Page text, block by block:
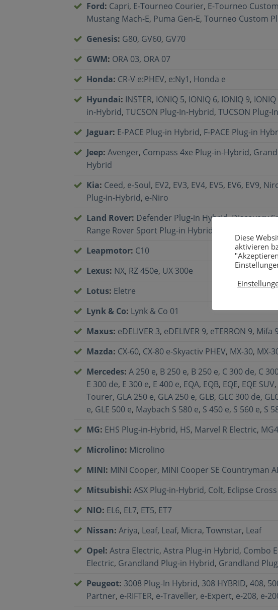
Ford: Capri, E-Tourneo Courier, E-Tourneo Custom
Mustang Mach-E, Puma Gen-E, Tourneo Custom
Genesis: G80, GV60, GV70
GWM: ORA 03, ORA 07
Honda: CR-V e:PHEV, e:Ny1, Honda e
Hyundai: INSTER, IONIQ 5, IONIQ 6, IONIQ 9,
in-Hybrid, TUCSON Plug-In-Hybrid, TUCSON Plug-
Jaguar: E-PACE Plug-in Hybrid, F-PACE Plug-in
Jeep: Avenger, Compass 4xe Plug-in-Hybrid,
Hybrid
Kia: Ceed, e-Soul, EV2, EV3, EV4, EV5, EV6, EV9,
Plug-in-Hybrid, e-Niro
Land Rover: Defender Plug-in Hybrid,Discovery
Range Rover Sport Plug-in Hybrid
Leapmotor: C10
Lexus: NX, RZ 450e, UX 300e
Lotus: Eletre
Lynk & Co: Lynk & Co 01
Maxus: eDELIVER 3, eDELIVER 9, eTERRON 9, Mifa
Mazda: CX-60, CX-80 e-Skyactiv PHEV, MX-30, MX-
Mercedes: A 250 e, B 250 e, B 250 e, C 300 de, C
E 300 de, E 300 e, E 400 e, EQA, EQB, EQE, EQE SUV,
Tourer, GLA 250 e, GLA 250 e, GLB, GLC 300 de,
e, GLE 500 e, Maybach S 580 e, S 450 e, S 560 e, S
MG: EHS Plug-in-Hybrid, HS, Marvel R Electric,
Microlino: Microlino
MINI: MINI Cooper, MINI Cooper SE Countryman
Mitsubishi: ASX Plug-in-Hybrid, Colt, Eclipse
NIO: EL6, EL7, ET5, ET7
Nissan: Ariya, Leaf, Leaf, Micra, Townstar, Leaf
Opel: Astra Electric, Astra Plug-in Hybrid, Combo
Electric, Grandland Plug-in Hybrid, Grandland
Peugeot: 3008 Plug-In Hybrid, 308 HYBRID, 408,
Partner, e-RIFTER, e-Traveller, e-Expert, e-208, e-
Diese
aktivieren